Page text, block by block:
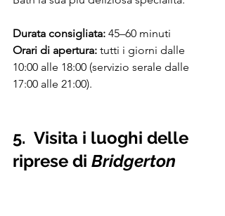
Durata consigliata: 45–60 minuti
Orari di apertura: tutti i giorni dalle
10:00 alle 18:00 (servizio serale dalle
17:00 alle 21:00).
5. Visita i luoghi delle
riprese di Bridgerton